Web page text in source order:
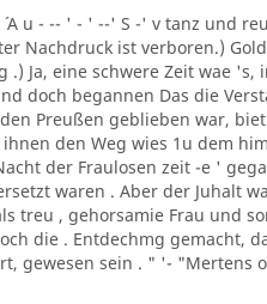
u - -- ' - ' --' S -' v tanz und
Nachdruck ist verboren.)
Ja, eine schwere Zeit wae 's,
doch begannen Das die
Preußen geblieben war,
den Weg wies 1u dem
der Fraulosen zeit -e '
waren . Aber der Juhalt
treu , gehorsamie Frau und
die . Entdechmg gemacht,
gewesen sein . " '- "Mertens